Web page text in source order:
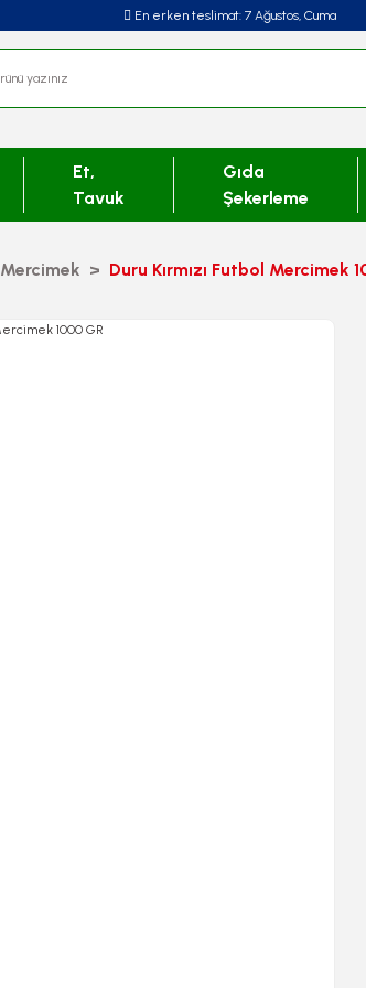
En erken teslimat: 7 Ağustos, Cuma
Et,
Tavuk
Gıda
Şekerleme
Mercimek Duru Kırmızı Futbol Mercimek